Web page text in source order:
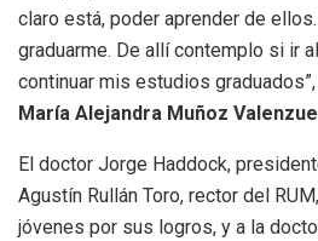
claro está, poder aprender de
graduarme. De allí contemplo si ir
continuar mis estudios
María Alejandra Muñoz
El doctor Jorge Haddock,
Agustín Rullán Toro, rector del
jóvenes por sus logros, y a la